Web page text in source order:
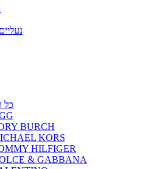
כל
BURCH
KORS
HILFIGER
& GABBANA